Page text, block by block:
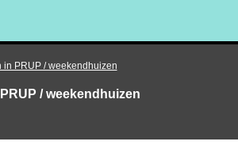
in PRUP / weekendhuizen
/ weekendhuizen